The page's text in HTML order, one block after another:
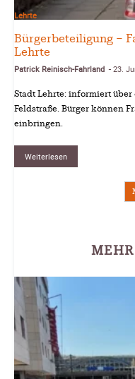
Lehrte
Bürgerbeteiligung –
Lehrte
Patrick Reinisch-Fahrland - 23.
Stadt Lehrte: informiert
Feldstraße. Bürger können
einbringen.
Weiterlesen